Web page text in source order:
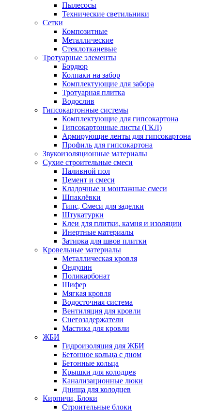
Пылесосы
Технические светильники
Сетки
Композитные
Металлические
Стеклотканевые
Тротуарные элементы
Бордюр
Колпаки на забор
Комплектующие для забора
Тротуарная плитка
Водослив
Гипсокартонные системы
Комплектующие для гипсокартона
Гипсокартонные листы (ГКЛ)
Армирующие ленты для гипсокартона
Профиль для гипсокартона
Звукоизоляционные материалы
Сухие строительные смеси
Наливной пол
Цемент и смеси
Кладочные и монтажные смеси
Шпаклёвки
Гипс, Смеси для заделки
Штукатурки
Клеи для плитки, камня и изоляции
Инертные материалы
Затирка для швов плитки
Кровельные материалы
Металлическая кровля
Ондулин
Поликарбонат
Шифер
Мягкая кровля
Водосточная система
Вентиляция для кровли
Снегозадержатели
Мастика для кровли
ЖБИ
Гидроизоляция для ЖБИ
Бетонное кольца с дном
Бетонные кольца
Крышки для колодцев
Канализационные люки
Днища для колодцев
Кирпичи, Блоки
Строительные блоки